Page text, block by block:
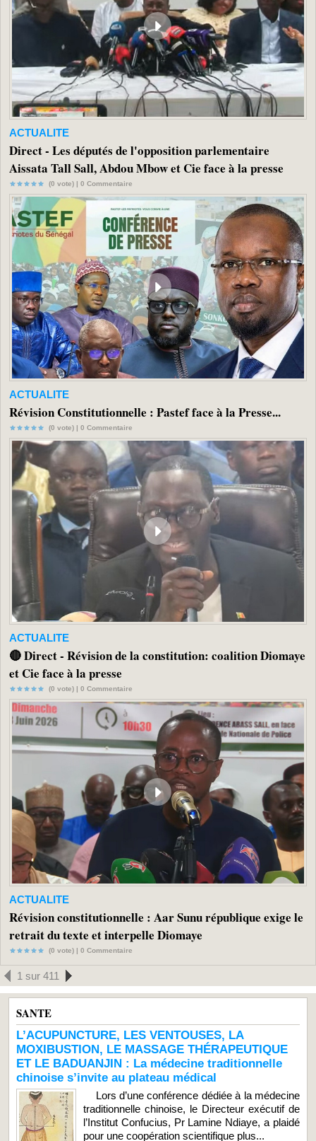
ACTUALITE
Direct - Les députés de l'opposition parlementaire
Aissata Tall Sall, Abdou Mbow et Cie face à la presse
(0 vote) | 0 Commentaire
ACTUALITE
Révision Constitutionnelle : Pastef face à la Presse...
(0 vote) | 0 Commentaire
ACTUALITE
🔴 Direct - Révision de la constitution: coalition Diomaye
et Cie face à la presse
(0 vote) | 0 Commentaire
ACTUALITE
Révision constitutionnelle : Aar Sunu république exige le
retrait du texte et interpelle Diomaye
(0 vote) | 0 Commentaire
1 sur 411
SANTE
L’ACUPUNCTURE, LES VENTOUSES, LA
MOXIBUSTION, LE MASSAGE THÉRAPEUTIQUE
ET LE BADUANJIN : La médecine traditionnelle
chinoise s’invite au plateau médical
Lors d’une conférence dédiée à la médecine
traditionnelle chinoise, le Directeur exécutif de
l’Institut Confucius, Pr Lamine Ndiaye, a plaidé
pour une coopération scientifique plus...